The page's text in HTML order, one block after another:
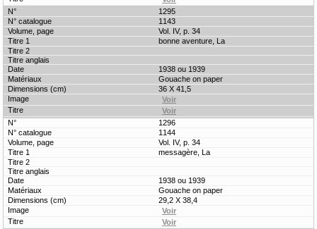
1295
1143
Vol. IV, p. 34
bonne aventure, La
1938 ou 1939
Gouache on paper
36 X 41,5
1296
1144
Vol. IV, p. 34
messagère, La
1938 ou 1939
Gouache on paper
29,2 X 38,4